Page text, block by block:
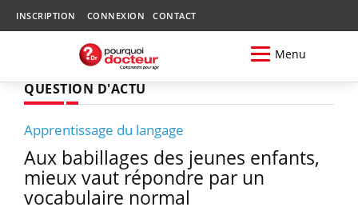
INSCRIPTION CONNEXION CONTACT
Menu
QUESTION D'ACTU
Apprentissage du langage
Aux babillages des jeunes enfants,
mieux vaut répondre par un
vocabulaire normal